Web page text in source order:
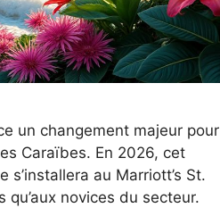
un changement majeur pour
Caraïbes. En 2026, cet
au Marriott’s St.
novices du secteur.